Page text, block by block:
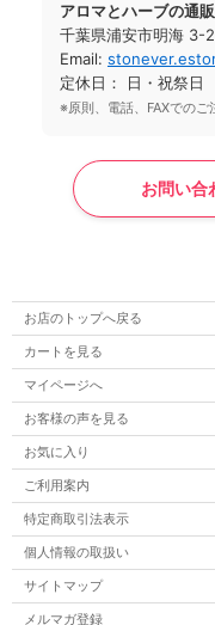
アロマとハーブの通
千葉県浦安市明海 3-
Email:
定休日： 日・祝祭日
※原則、電話、FAXでのご
お問い合
お店のトップへ戻る
カートを見る
マイページへ
お客様の声を見る
お気に入り
ご利用案内
特定商取引法表示
個人情報の取扱い
サイトマップ
メルマガ登録